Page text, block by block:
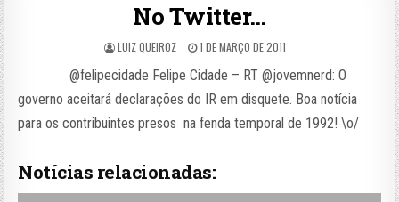
No Twitter…
LUIZ QUEIROZ 1 DE MARÇO DE 2011
@felipecidade Felipe Cidade – RT @jovemnerd: O
governo aceitará declarações do IR em disquete. Boa notícia
para os contribuintes presos na fenda temporal de 1992! \o/
Notícias relacionadas: